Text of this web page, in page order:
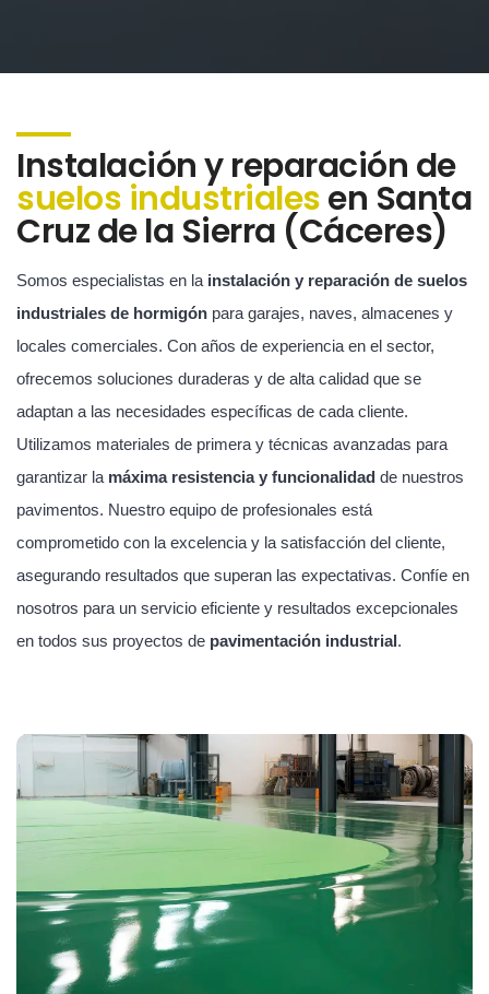
Instalación y reparación de
suelos industrialesen Santa
Cruz de la Sierra (Cáceres)
Somos especialistas en la instalación y reparación de suelos
industriales de hormigón para garajes, naves, almacenes y
locales comerciales. Con años de experiencia en el sector,
ofrecemos soluciones duraderas y de alta calidad que se
adaptan a las necesidades específicas de cada cliente.
Utilizamos materiales de primera y técnicas avanzadas para
garantizar la máxima resistencia y funcionalidad de nuestros
pavimentos. Nuestro equipo de profesionales está
comprometido con la excelencia y la satisfacción del cliente,
asegurando resultados que superan las expectativas. Confíe en
nosotros para un servicio eficiente y resultados excepcionales
en todos sus proyectos de pavimentación industrial.